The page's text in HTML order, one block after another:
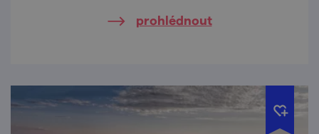
prohlédnout